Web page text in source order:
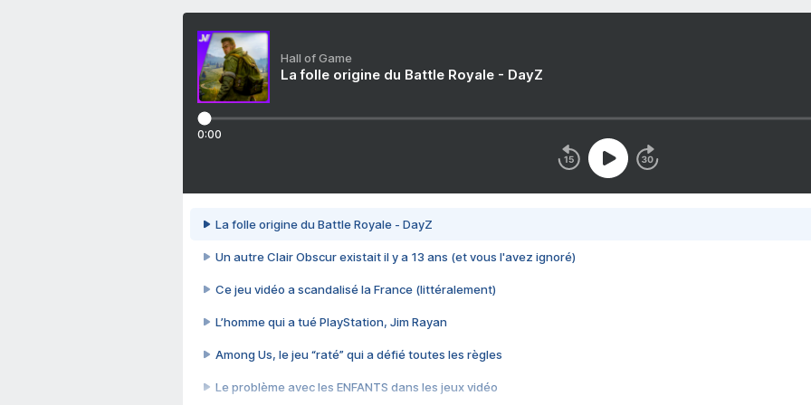
Hall of Game
La folle origine du Battle Royale - DayZ
0:00
La folle origine du Battle Royale - DayZ
Un autre Clair Obscur existait il y a 13 ans (et vous l'avez ignoré)
Ce jeu vidéo a scandalisé la France (littéralement)
L’homme qui a tué PlayStation, Jim Rayan
Among Us, le jeu “raté” qui a défié toutes les règles
Le problème avec les ENFANTS dans les jeux vidéo